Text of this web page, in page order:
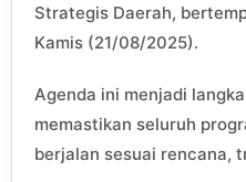
Strategis Daerah,
Kamis (21/08/2025).
Agenda ini menjadi
memastikan seluruh
berjalan sesuai rencana,